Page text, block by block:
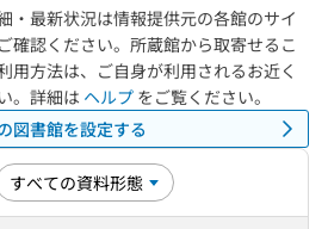
・最新状況は情報提供元の各館のサイ
確認ください。所蔵館から取寄せるこ
用方法は、ご自身が利用されるお近く
。詳細は ヘルプ をご覧ください。
図書館を設定する